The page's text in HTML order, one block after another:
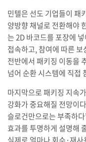
민텔은 선도 기업들이 패
양방향 채널로 전환해야
는 2D 바코드를 포장에
접속하고, 참여에 따른
전반에서 패키징 이동을
넘어 순환 시스템에 직접
마지막으로 패키징 지속
강화가 중요해질 전망이
슬로건만으로는 부족하
효과를 투명하게 설명해